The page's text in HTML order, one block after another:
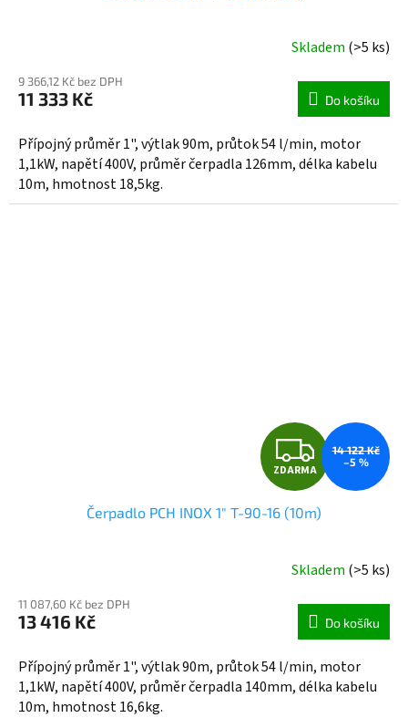
R
M
A
Skladem (>5 ks)
9 366,12 Kč bez DPH
11 333 Kč Do košíku
Přípojný průměr 1", výtlak 90m, průtok 54 l/min, motor
1,1kW, napětí 400V, průměr čerpadla 126mm, délka kabelu
10m, hmotnost 18,5kg.
Z
D
A
R
M
A
ZDARMA
14 122 Kč
–5 %
Čerpadlo PCH INOX 1" T-90-16 (10m)
Skladem (>5 ks)
11 087,60 Kč bez DPH
13 416 Kč Do košíku
Přípojný průměr 1", výtlak 90m, průtok 54 l/min, motor
1,1kW, napětí 400V, průměr čerpadla 140mm, délka kabelu
10m, hmotnost 16,6kg.